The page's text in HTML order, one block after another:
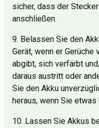
sicher, dass der
anschließen.
9. Belassen Sie den
Gerät, wenn er
abgibt, sich verfärbt
daraus austritt oder
Sie den Akku
heraus, wenn Sie
10. Lassen Sie Akkus